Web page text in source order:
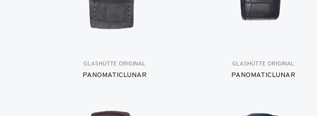
GLASHÜTTE ORIGINAL
PANOMATICLUNAR
GLASHÜTTE ORIGINAL
PANOMATICLUNAR